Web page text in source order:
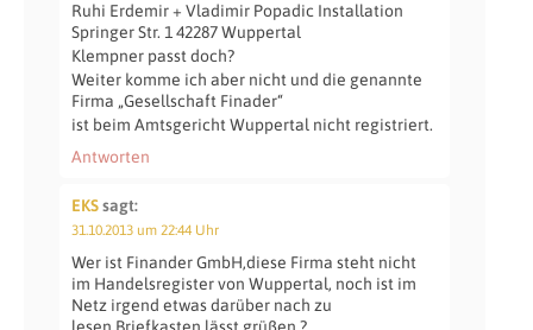
Ruhi Erdemir + Vladimir Popadic Installation
Springer Str. 1 42287 Wuppertal
Klempner passt doch?
Weiter komme ich aber nicht und die genannte
Firma „Gesellschaft Finader“
ist beim Amtsgericht Wuppertal nicht registriert.
Antworten
EKSsagt:
31.10.2013 um 22:44 Uhr
Wer ist Finander GmbH,diese Firma steht nicht
im Handelsregister von Wuppertal, noch ist im
Netz irgend etwas darüber nach zu